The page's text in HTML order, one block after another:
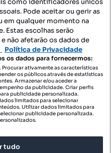
NA:
como identificadores únicos
Pode aceitar ou gerir as
em qualquer momento na
Estas escolhas serão
não afetarão os dados de
Política de Privacidade
os dados para fornecermos:
ativamente as características
os públicos através de estatísticas
Armazenar e/ou aceder a
da publicidade. Criar perfis
publicidade personalizada.
limitados para selecionar
Utilizar dados limitados para
publicidade personalizada.
tudo